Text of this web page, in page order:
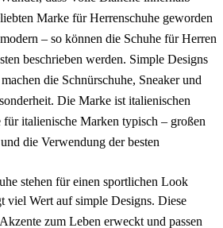
Marke für Herrenschuhe geworden
– so können die Schuhe für Herren
beschrieben werden. Simple Designs
die Schnürschuhe, Sneaker und
Die Marke ist italienischen
italienische Marken typisch – großen
die Verwendung der besten
stehen für einen sportlichen Look
viel Wert auf simple Designs. Diese
zum Leben erweckt und passen